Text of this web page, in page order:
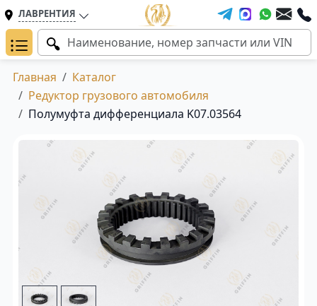
ЛАВРЕНТИЯ
Главная
Каталог
Редуктор грузового автомобиля
Полумуфта дифференциала K07.03564